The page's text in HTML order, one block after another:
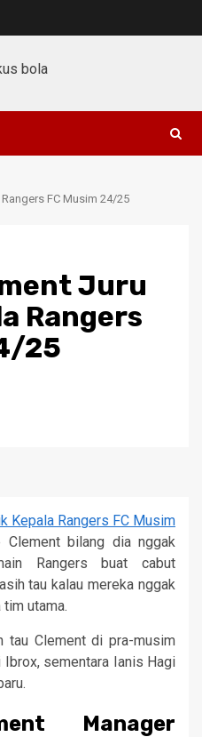
FC Musim 24/25
Juru
Rangers
25
Kepala Rangers FC Musim
Clement bilang dia nggak
Rangers buat cabut
tau kalau mereka nggak
utama.
tau Clement di pra-musim
sementara Ianis Hagi
Manager